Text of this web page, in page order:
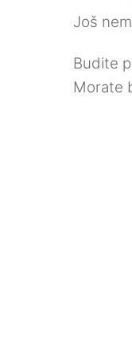
Još
Budite
Morate